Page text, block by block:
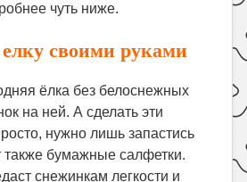
чуть ниже.
своими руками
ёлка без белоснежных
на ней. А сделать эти
нужно лишь запастись
также бумажные салфетки.
снежинкам легкости и